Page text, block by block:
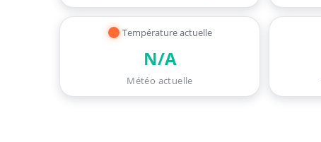
Température actuelle
N/A
Météo actuelle